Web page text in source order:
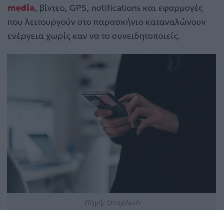
media, βίντεο, GPS, notifications και εφαρμογές
που λειτουργούν στο παρασκήνιο καταναλώνουν
ενέργεια χωρίς καν να το συνειδητοποιείς.